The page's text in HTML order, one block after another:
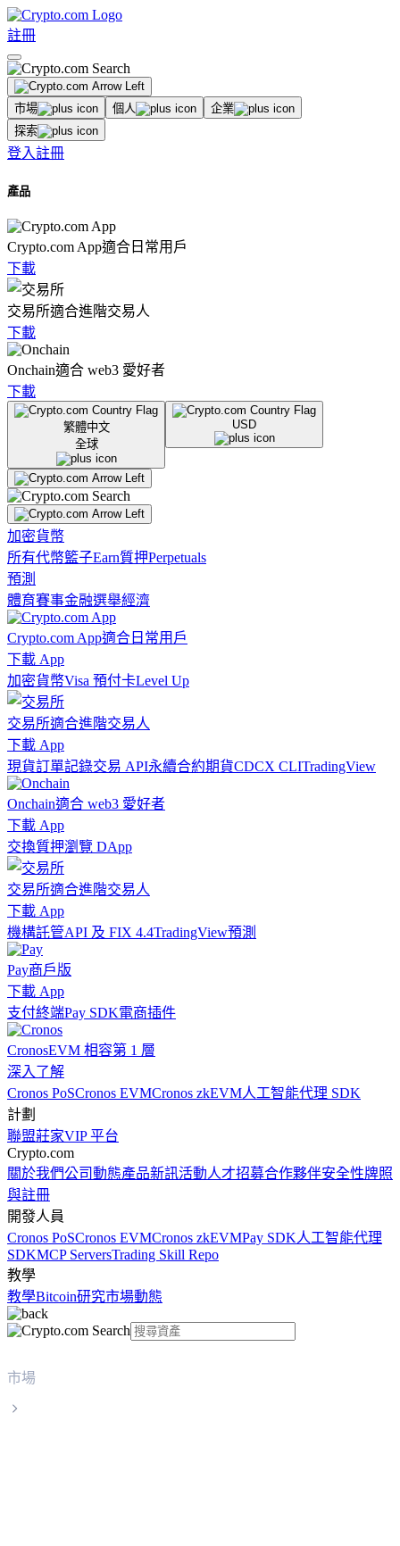
註冊
市場 個人
企業
探索
登入註冊
產品
Crypto.com App適合日常用戶
下載
交易所適合進階交易人
下載
Onchain適合 web3 愛好者
下載
繁體中文
全球
USD
加密貨幣
所有代幣籃子Earn質押Perpetuals
預測
體育賽事金融選舉經濟
Crypto.com App適合日常用戶
下載 App
加密貨幣Visa 預付卡Level Up
交易所適合進階交易人
下載 App
現貨訂單記錄交易 API永續合約期貨CDCX CLITradingView
Onchain適合 web3 愛好者
下載 App
交換質押瀏覽 DApp
交易所適合進階交易人
下載 App
機構託管API 及 FIX 4.4TradingView預測
Pay商戶版
下載 App
支付終端Pay SDK電商插件
CronosEVM 相容第 1 層
深入了解
Cronos PoSCronos EVMCronos zkEVM人工智能代理 SDK
計劃
聯盟莊家VIP 平台
Crypto.com
關於我們公司動態產品新訊活動人才招募合作夥伴安全性牌照
與註冊
開發人員
Cronos PoSCronos EVMCronos zkEVMPay SDK人工智能代理
SDKMCP ServersTrading Skill Repo
教學
教學Bitcoin研究市場動態
市場